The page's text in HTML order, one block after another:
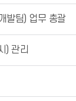
발팀) 업무 총괄
) 관리